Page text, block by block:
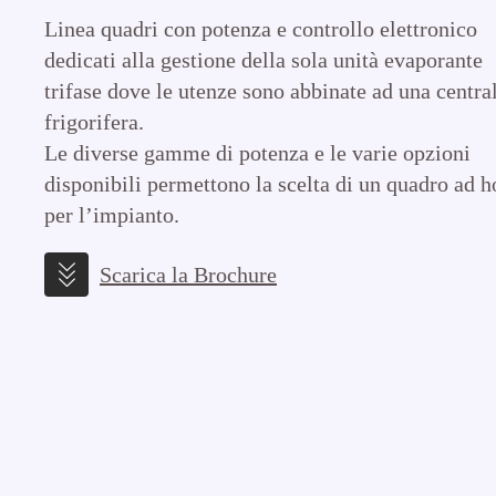
Linea quadri con potenza e controllo elettronico
dedicati alla gestione della sola unità evaporante
trifase dove le utenze sono abbinate ad una
frigorifera.
Le diverse gamme di potenza e le varie opzioni
disponibili permettono la scelta di un quadro ad
per l’impianto.
Scarica la Brochure